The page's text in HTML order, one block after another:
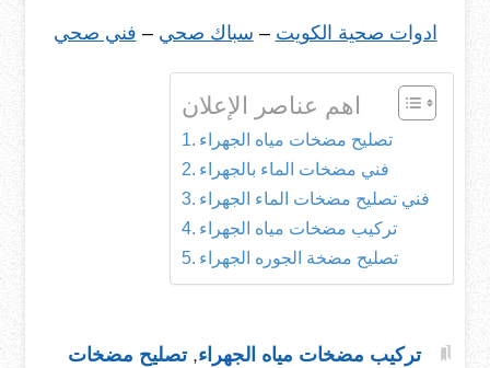
ادوات صحية الكويت – سباك صحي – فني صحي
اهم عناصر الإعلان
تصليح مضخات مياه الجهراء
فني مضخات الماء بالجهراء
فني تصليح مضخات الماء الجهراء
تركيب مضخات مياه الجهراء
تصليح مضخة الجوره الجهراء
تركيب مضخات مياه الجهراء,تصليح مضخات